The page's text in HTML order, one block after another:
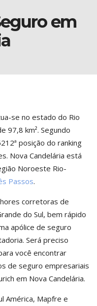
em
se no estado do Rio
97,8 km². Segundo
posição do ranking
Nova Candelária está
Noroeste Rio-
Passos.
corretoras de
do Sul, bem rápido
apólice de seguro
Será preciso
você encontrar
de seguro empresariais
em Nova Candelária.
América, Mapfre e